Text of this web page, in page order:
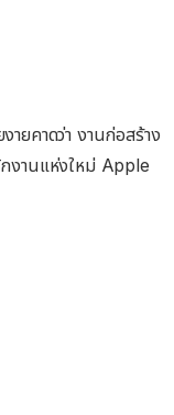
ายคาดว่า งานก่อสร้าง
กงานแห่งใหม่ Apple